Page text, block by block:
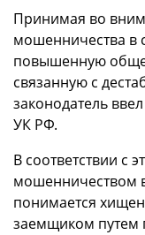
Принимая во
мошенничества в
повышенную
связанную с
законодатель
УК РФ.
В соответствии с
мошенничеством
понимается
заемщиком путем